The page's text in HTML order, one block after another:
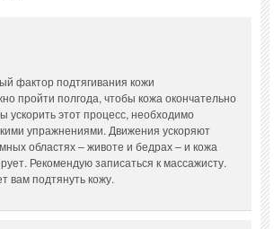
фактор подтягивания кожи
пройти полгода, чтобы кожа окончательно
ускорить этот процесс, необходимо
упражнениями. Движения ускоряют
областях – животе и бедрах – и кожа
Рекомендую записаться к массажисту.
вам подтянуть кожу.